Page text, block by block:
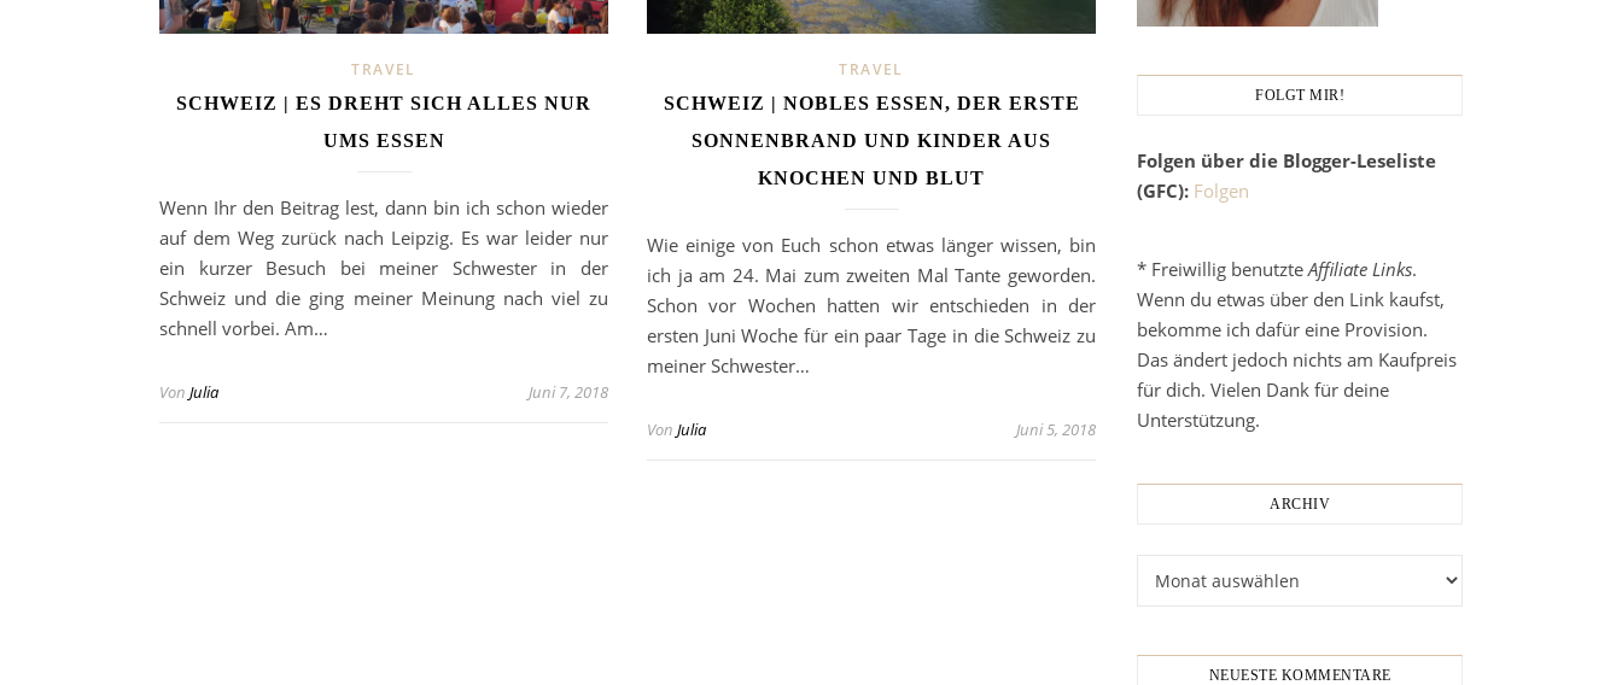
TRAVEL
SCHWEIZ | ES DREHT SICH ALLES NUR
UMS ESSEN
Wenn Ihr den Beitrag lest, dann bin ich schon wieder
auf dem Weg zurück nach Leipzig. Es war leider nur
ein kurzer Besuch bei meiner Schwester in der
Schweiz und die ging meiner Meinung nach viel zu
schnell vorbei. Am…
Von Julia Juni 7, 2018
TRAVEL
SCHWEIZ | NOBLES ESSEN, DER ERSTE
SONNENBRAND UND KINDER AUS
KNOCHEN UND BLUT
Wie einige von Euch schon etwas länger wissen, bin
ich ja am 24. Mai zum zweiten Mal Tante geworden.
Schon vor Wochen hatten wir entschieden in der
ersten Juni Woche für ein paar Tage in die Schweiz zu
meiner Schwester…
Von Julia Juni 5, 2018
FOLGT MIR!
Folgen über die Blogger-Leseliste
(GFC): Folgen
* Freiwillig benutzteAffiliate Links.
Wenn du etwas über den Link kaufst,
bekomme ich dafür eine Provision.
Das ändert jedoch nichts am Kaufpreis
für dich. Vielen Dank für deine
Unterstützung.
ARCHIV
NEUESTE KOMMENTARE